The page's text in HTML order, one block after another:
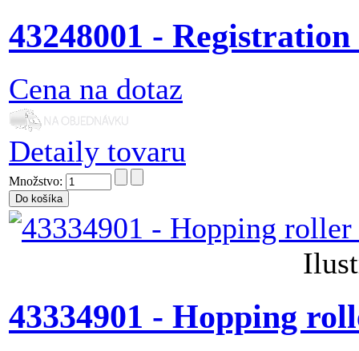
43248001 -
Cena na dotaz
Detaily tovaru
Množstvo:
43334901 - Hopping